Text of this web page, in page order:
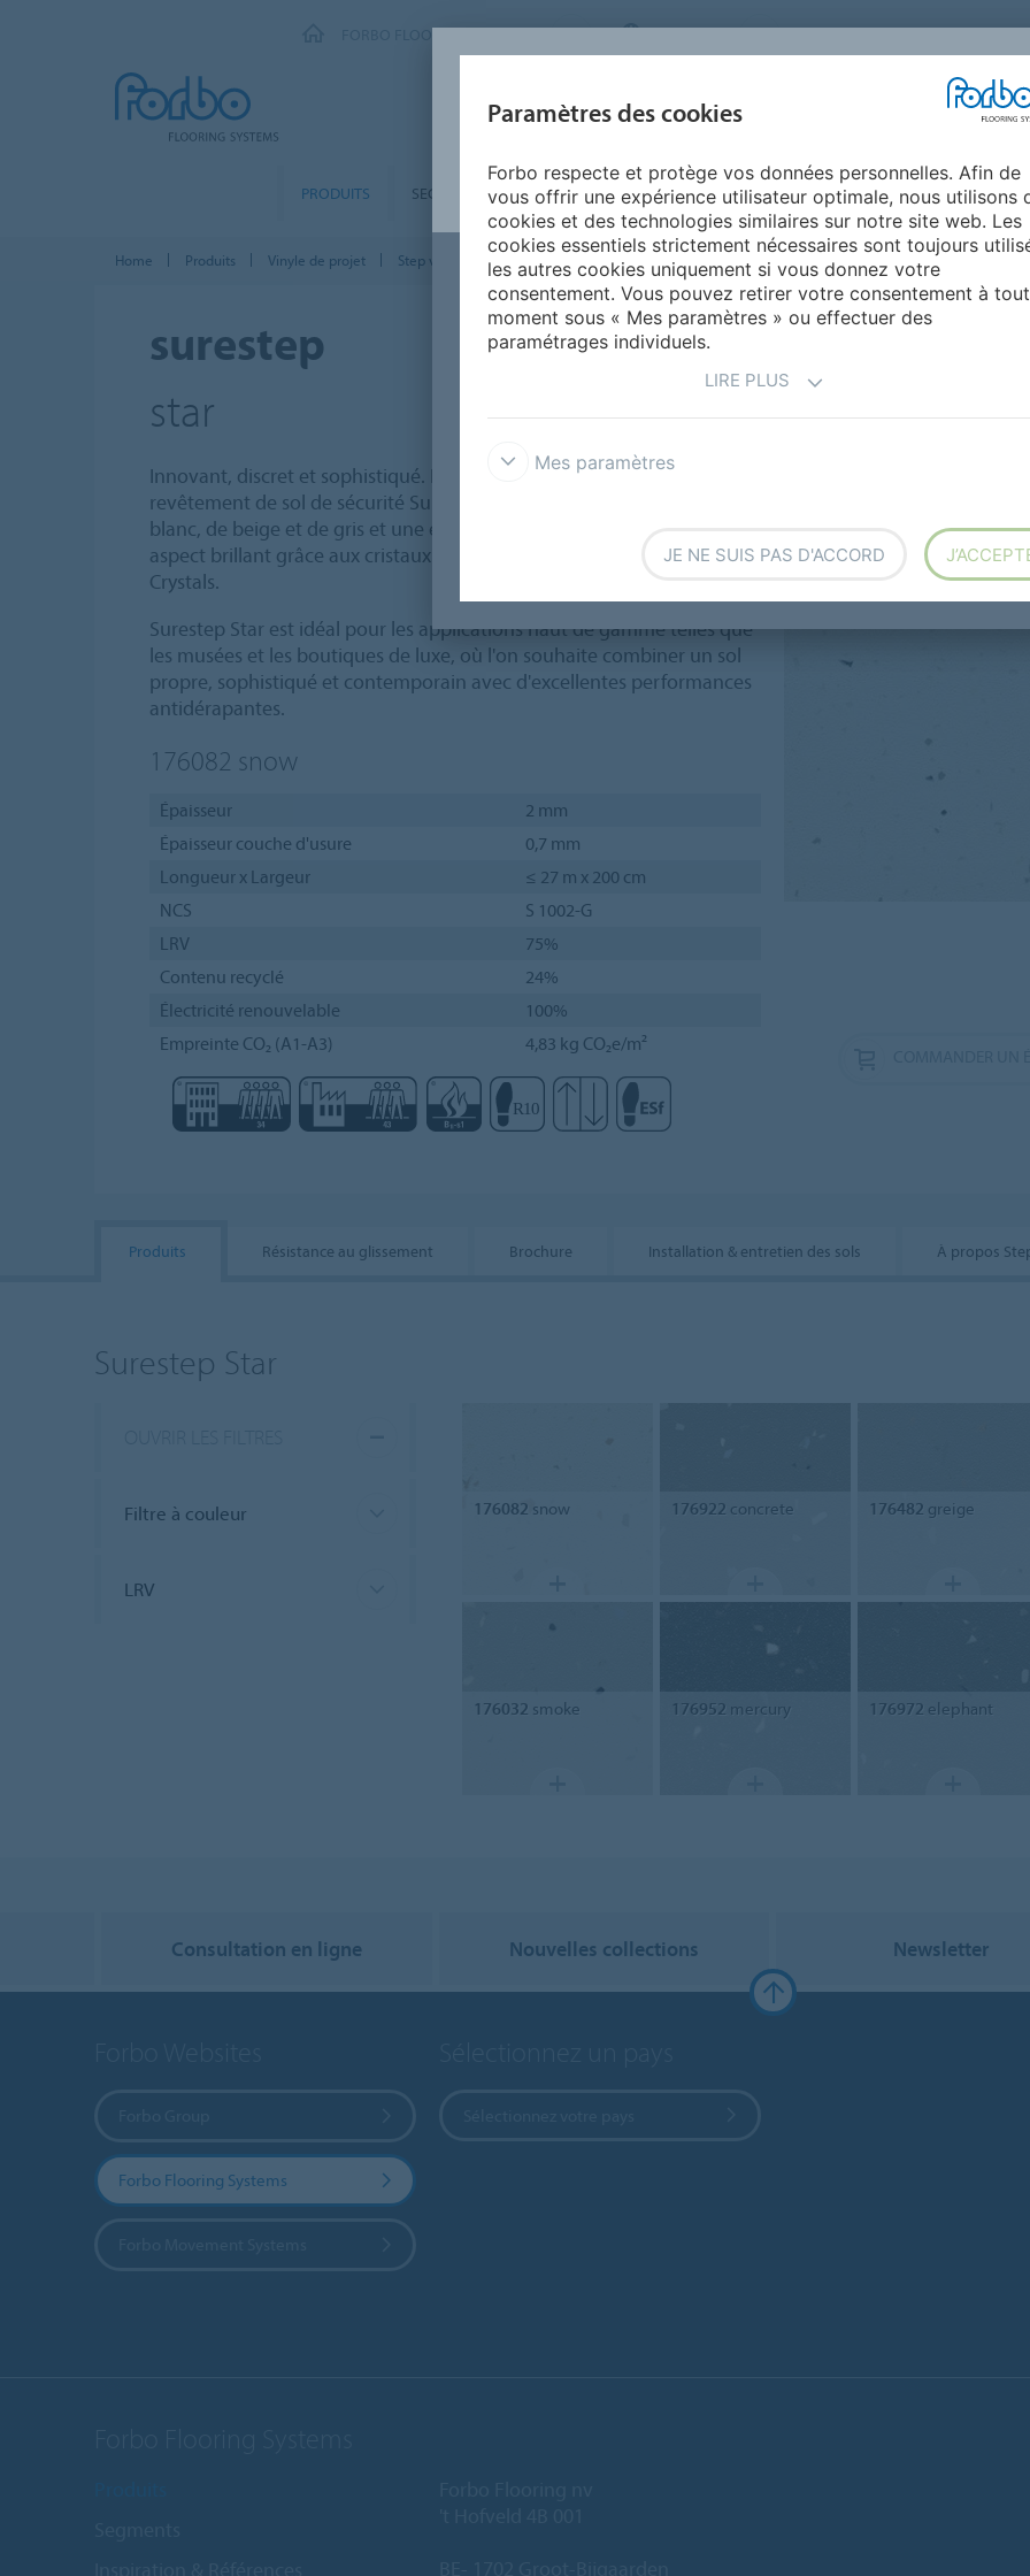
FORBO FLOORING SYSTEMS BELGIUM
PRODUITS SEGMENTS
INSPIRATION &
RÉFÉRENCES
DURABILITÉ
INSTALLATION &
ENTRETIEN
AIDE
Home Produits Vinyle de projet Step vinyle de securité Surestep Star
surestep
star
Innovant, discret et sophistiqué. Les 8 tons contemporains du
revêtement de sol de sécurité Surestep Star offrent des touches de
blanc, de beige et de gris et une esthétique unique. Les designs ont un
aspect brillant grâce aux cristaux antidérapants transparents Step
Crystals.
Surestep Star est idéal pour les applications haut de gamme telles que
les musées et les boutiques de luxe, où l'on souhaite combiner un sol
propre, sophistiqué et contemporain avec d'excellentes performances
antidérapantes.
176082 snow
Épaisseur
2 mm
Épaisseur couche d'usure
0,7 mm
Longueur x Largeur
≤ 27 m x 200 cm
NCS
S 1002-G
LRV
75%
Contenu recyclé
24%
Électricité renouvelable
100%
Empreinte CO₂ (A1-A3)
4,83 kg CO₂e/m²
Produits Résistance au glissement Brochure Installation & entretien des sols À propos
Surestep Star
Filtre à couleur
LRV
176082 snow 176922 concrete 176482 greige
176032 smoke 176952 mercury 176972 elephant
Consultation en ligne Nouvelles collections Newsletter
Forbo Flooring Systems
Paramètres des cookies
Forbo respecte et protège vos données personnelles. Afin de
vous offrir une expérience utilisateur optimale, nous utilisons
cookies et des technologies similaires sur notre site web. Les
cookies essentiels strictement nécessaires sont toujours
les autres cookies uniquement si vous donnez votre
consentement. Vous pouvez retirer votre consentement à tout
moment sous « Mes paramètres » ou effectuer des
paramétrages individuels.
LIRE PLUS
Mes paramètres
JE NE SUIS PAS D'ACCORD